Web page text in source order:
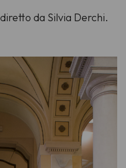
da Silvia Derchi.